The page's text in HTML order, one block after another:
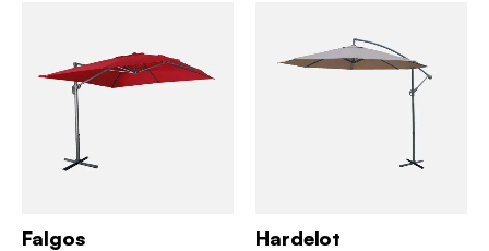
Falgos Hardelot